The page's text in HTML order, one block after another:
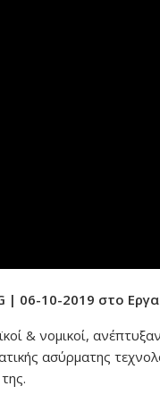
| 06-10-2019 στο
& νομικοί,
ασύρματης